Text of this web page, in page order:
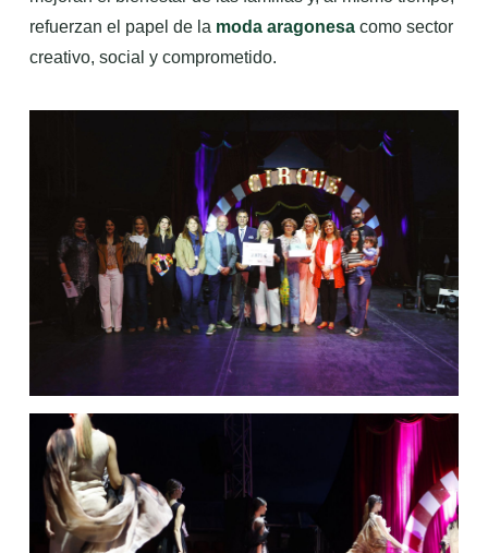
refuerzan el papel de la moda aragonesa como sector
creativo, social y comprometido.